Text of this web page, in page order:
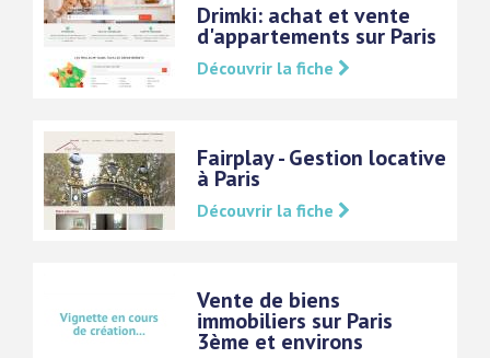
Drimki: achat et vente
d'appartements sur Paris
Découvrir la fiche
Fairplay - Gestion locative
à Paris
Découvrir la fiche
Vente de biens
immobiliers sur Paris
3ème et environs